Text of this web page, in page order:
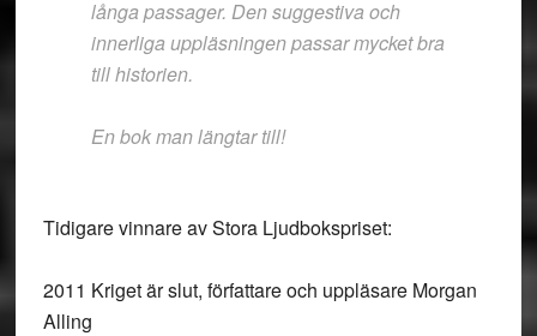
långa passager. Den suggestiva och
innerliga uppläsningen passar mycket bra
till historien.
En bok man längtar till!
Tidigare vinnare av Stora Ljudbokspriset:
2011 Kriget är slut, författare och uppläsare Morgan
Alling